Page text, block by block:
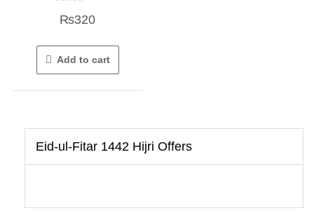
out
5
₨320
Add to cart
Eid-ul-Fitar 1442 Hijri Offers